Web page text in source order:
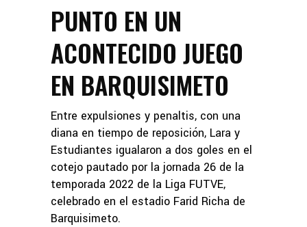
PUNTO EN UN
ACONTECIDO JUEGO
EN BARQUISIMETO
Entre expulsiones y penaltis, con una
diana en tiempo de reposición, Lara y
Estudiantes igualaron a dos goles en el
cotejo pautado por la jornada 26 de la
temporada 2022 de la Liga FUTVE,
celebrado en el estadio Farid Richa de
Barquisimeto.